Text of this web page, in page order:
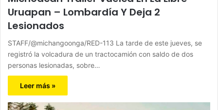
Uruapan – Lombardía Y Deja 2
Lesionados
STAFF/@michangoonga/RED-113 La tarde de este jueves, se
registró la volcadura de un tractocamión con saldo de dos
personas lesionadas, sobre…
Leer más »